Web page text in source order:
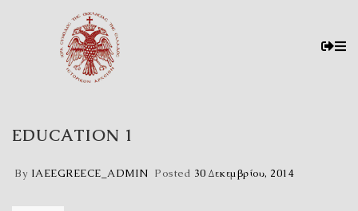
EDUCATION 1
By IAEEGREECE_ADMIN Posted 30 Δεκεμβρίου, 2014